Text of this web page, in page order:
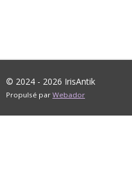
© 2024 - 2026 IrisAntik
Propulsé par Webador